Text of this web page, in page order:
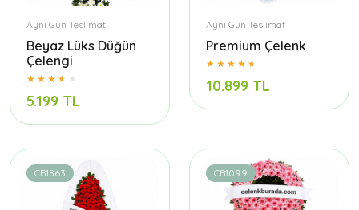
Aynı Gün Teslimat
Beyaz Lüks Düğün
Çelengi
5.199 TL
Aynı Gün Teslimat
Premium Çelenk
10.899 TL
CB1863 CB1099